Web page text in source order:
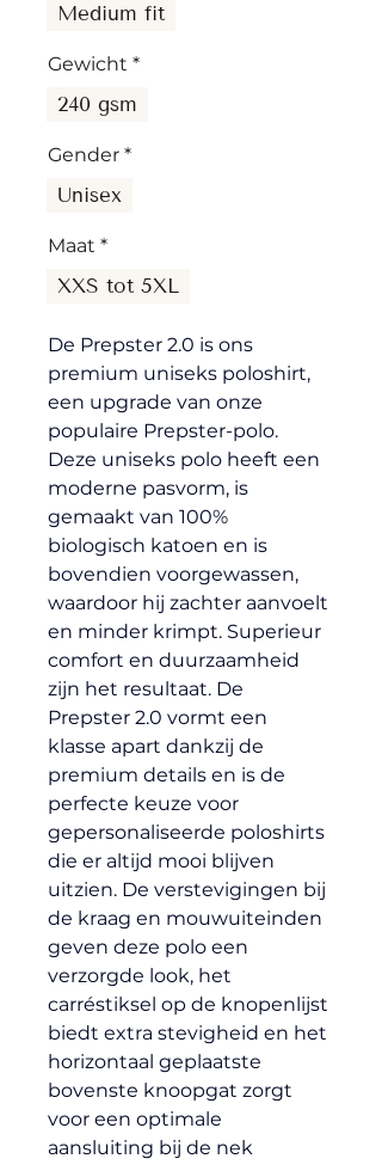
Medium fit
Gewicht *
240 gsm
Gender *
Unisex
Maat *
XXS tot 5XL
De Prepster 2.0 is ons
premium uniseks poloshirt,
een upgrade van onze
populaire Prepster-polo.
Deze uniseks polo heeft een
moderne pasvorm, is
gemaakt van 100%
biologisch katoen en is
bovendien voorgewassen,
waardoor hij zachter aanvoelt
en minder krimpt. Superieur
comfort en duurzaamheid
zijn het resultaat. De
Prepster 2.0 vormt een
klasse apart dankzij de
premium details en is de
perfecte keuze voor
gepersonaliseerde poloshirts
die er altijd mooi blijven
uitzien. De verstevigingen bij
de kraag en mouwuiteinden
geven deze polo een
verzorgde look, het
carréstiksel op de knopenlijst
biedt extra stevigheid en het
horizontaal geplaatste
bovenste knoopgat zorgt
voor een optimale
aansluiting bij de nek